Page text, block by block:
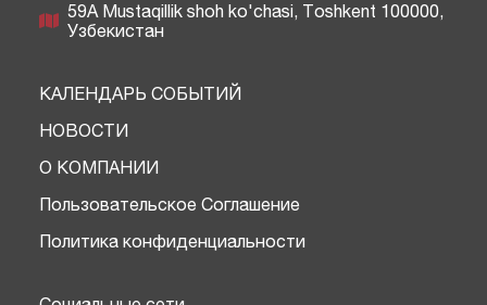
59A Mustaqillik shoh ko'chasi, Тоshkent 100000,
Узбекистан
КАЛЕНДАРЬ СОБЫТИЙ
НОВОСТИ
О КОМПАНИИ
Пользовательское Соглашение
Политика конфиденциальности